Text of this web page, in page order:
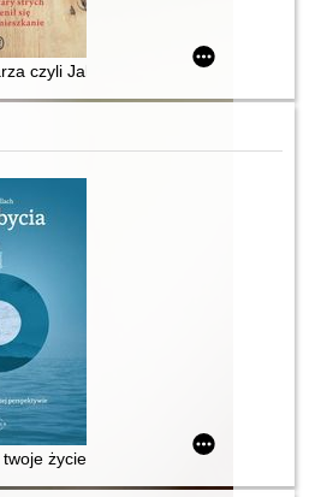
po świecie kobiet, pracy i
czyli Jak stary strych przemienił się w
w kryzysie psychicznym?
życie w długiej perspektywie :